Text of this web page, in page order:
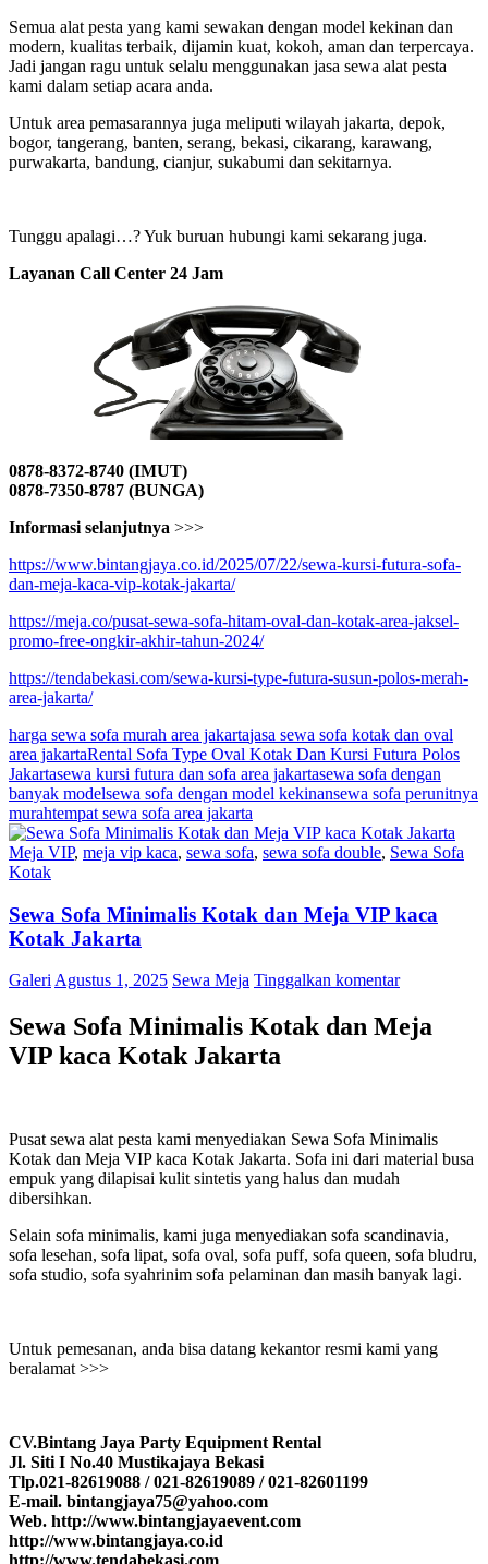
Semua alat pesta yang kami sewakan dengan model kekinan dan
modern, kualitas terbaik, dijamin kuat, kokoh, aman dan terpercaya.
Jadi jangan ragu untuk selalu menggunakan jasa sewa alat pesta
kami dalam setiap acara anda.
Untuk area pemasarannya juga meliputi wilayah jakarta, depok,
bogor, tangerang, banten, serang, bekasi, cikarang, karawang,
purwakarta, bandung, cianjur, sukabumi dan sekitarnya.
Tunggu apalagi…? Yuk buruan hubungi kami sekarang juga.
Layanan Call Center 24 Jam
0878-8372-8740 (IMUT)
0878-7350-8787 (BUNGA)
Informasi selanjutnya >>>
https://www.bintangjaya.co.id/2025/07/22/sewa-kursi-futura-sofa-
dan-meja-kaca-vip-kotak-jakarta/
https://meja.co/pusat-sewa-sofa-hitam-oval-dan-kotak-area-jaksel-
promo-free-ongkir-akhir-tahun-2024/
https://tendabekasi.com/sewa-kursi-type-futura-susun-polos-merah-
area-jakarta/
harga sewa sofa murah area jakartajasa sewa sofa kotak dan oval
area jakartaRental Sofa Type Oval Kotak Dan Kursi Futura Polos
Jakartasewa kursi futura dan sofa area jakartasewa sofa dengan
banyak modelsewa sofa dengan model kekinansewa sofa perunitnya
murahtempat sewa sofa area jakarta
Meja VIP, meja vip kaca, sewa sofa, sewa sofa double, Sewa Sofa
Kotak
Sewa Sofa Minimalis Kotak dan Meja VIP kaca
Kotak Jakarta
Galeri Agustus 1, 2025 Sewa Meja Tinggalkan komentar
Sewa Sofa Minimalis Kotak dan Meja
VIP kaca Kotak Jakarta
Pusat sewa alat pesta kami menyediakan Sewa Sofa Minimalis
Kotak dan Meja VIP kaca Kotak Jakarta. Sofa ini dari material busa
empuk yang dilapisai kulit sintetis yang halus dan mudah
dibersihkan.
Selain sofa minimalis, kami juga menyediakan sofa scandinavia,
sofa lesehan, sofa lipat, sofa oval, sofa puff, sofa queen, sofa bludru,
sofa studio, sofa syahrinim sofa pelaminan dan masih banyak lagi.
Untuk pemesanan, anda bisa datang kekantor resmi kami yang
beralamat >>>
CV.Bintang Jaya Party Equipment Rental
Jl. Siti I No.40 Mustikajaya Bekasi
Tlp.021-82619088 / 021-82619089 / 021-82601199
E-mail. bintangjaya75@yahoo.com
Web. http://www.bintangjayaevent.com
http://www.bintangjaya.co.id